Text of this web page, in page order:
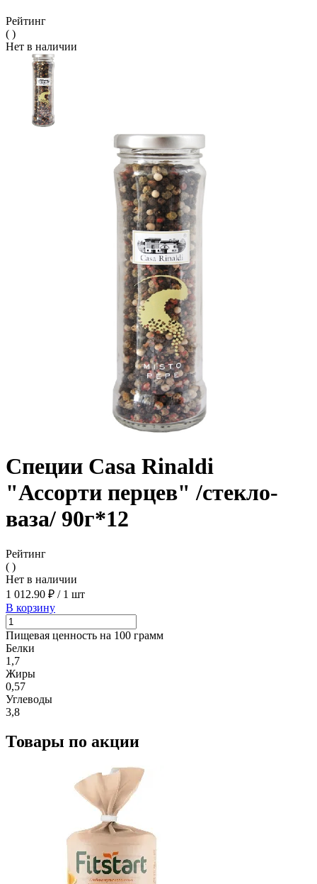
Рейтинг
( )
Нет в наличии
Специи Casa Rinaldi
"Ассорти перцев" /стекло-
ваза/ 90г*12
Рейтинг
( )
Нет в наличии
1 012.90 ₽ /1 шт
В корзину
Пищевая ценность на 100 грамм
Белки
1,7
Жиры
0,57
Углеводы
3,8
Товары по акции